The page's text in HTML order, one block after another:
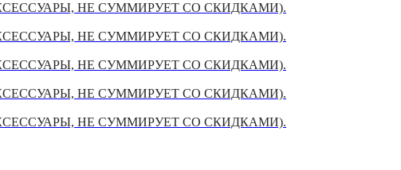
НЕ СУММИРУЕТ СО СКИДКАМИ).
НЕ СУММИРУЕТ СО СКИДКАМИ).
НЕ СУММИРУЕТ СО СКИДКАМИ).
НЕ СУММИРУЕТ СО СКИДКАМИ).
НЕ СУММИРУЕТ СО СКИДКАМИ).